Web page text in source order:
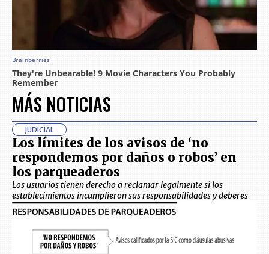
MÁS NOTICIAS
JUDICIAL
Los límites de los avisos de ‘no
respondemos por daños o robos’ en
los parqueaderos
Los usuarios tienen derecho a reclamar legalmente si los
establecimientos incumplieron sus responsabilidades y deberes